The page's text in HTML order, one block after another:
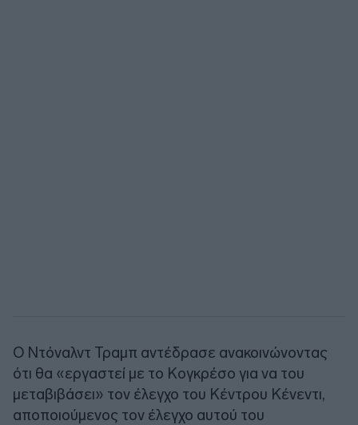
Ο Ντόναλντ Τραμπ αντέδρασε ανακοινώνοντας
ότι θα «εργαστεί με το Κογκρέσο για να του
μεταβιβάσει» τον έλεγχο του Κέντρου Κένεντι,
αποποιούμενος τον έλεγχο αυτού του